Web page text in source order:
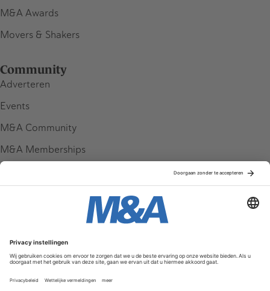
M&A Awards
Movers & Shakers
Community
Adverteren
Events
M&A Community
M&A Memberships
Service & Contact
Contact
FAQ